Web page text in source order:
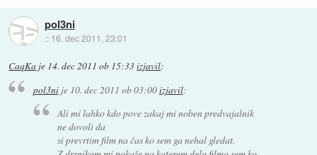
pol3ni
:: 16. dec 2011, 23:01
CaqKa je 14. dec 2011 ob 15:33izjavil:
pol3nije 10. dec 2011 ob 03:00izjavil:
Ali mi lahko kdo pove zakaj mi noben predvajalnik
ne dovoli da
si prevrtim film na čas ko sem ga nehal gledat.